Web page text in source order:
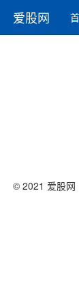
爱股网
© 2021 爱股网